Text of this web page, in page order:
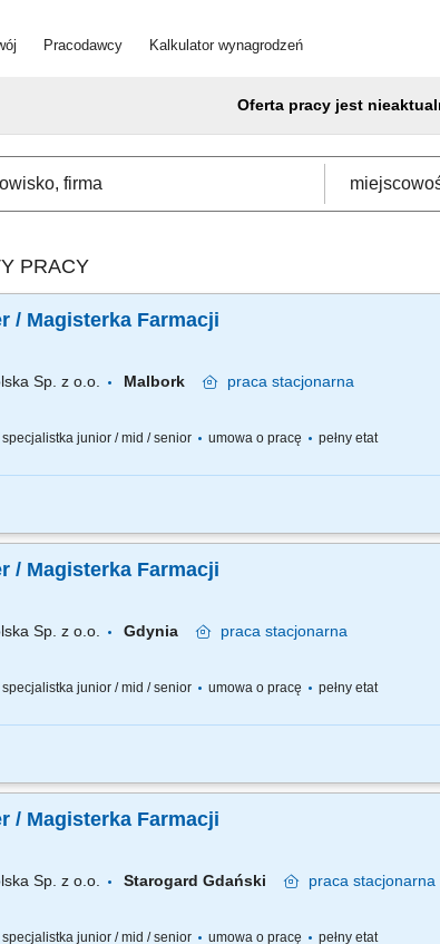
Pracodawcy Kalkulator wynagrodzeń
Oferta pracy jest
PRACY
/ Magisterka Farmacji
Sp. z o.o. Malbork praca stacjonarna
junior / mid / senior umowa o pracę pełny etat
się spodziewać? dynamiki pracy – z jednej strony pracujesz w
/ Magisterka Farmacji
Sp. z o.o. Gdynia praca stacjonarna
junior / mid / senior umowa o pracę pełny etat
się spodziewać? dynamiki pracy – z jednej strony pracujesz w
/ Magisterka Farmacji
Sp. z o.o. Starogard Gdański praca stacjonarna
junior / mid / senior umowa o pracę pełny etat